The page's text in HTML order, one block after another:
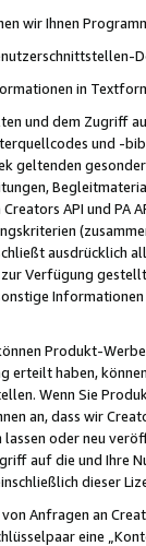
wir Ihnen
in
und dem Zugriff
und
geltenden
API und PA
ausdrücklich
Verfügung
Produkt-
erteilt haben,
Wenn Sie
an, dass wir
oder neu
auf die und Ihre
dieser
Anfragen an
eine